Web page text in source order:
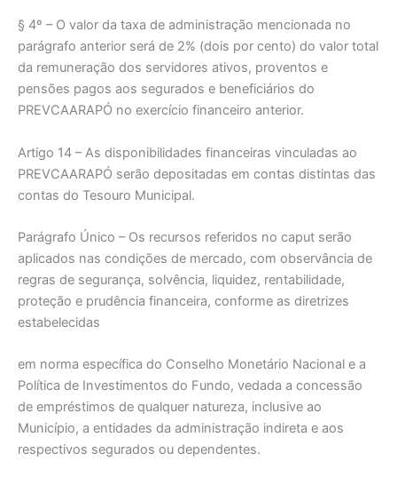
§ 4º – O valor da taxa de administração mencionada no
parágrafo anterior será de 2% (dois por cento) do valor total
da remuneração dos servidores ativos, proventos e
pensões pagos aos segurados e beneficiários do
PREVCAARAPÓ no exercício financeiro anterior.
Artigo 14 – As disponibilidades financeiras vinculadas ao
PREVCAARAPÓ serão depositadas em contas distintas das
contas do Tesouro Municipal.
Parágrafo Único – Os recursos referidos no caput serão
aplicados nas condições de mercado, com observância de
regras de segurança, solvência, liquidez, rentabilidade,
proteção e prudência financeira, conforme as diretrizes
estabelecidas
em norma específica do Conselho Monetário Nacional e a
Política de Investimentos do Fundo, vedada a concessão
de empréstimos de qualquer natureza, inclusive ao
Município, a entidades da administração indireta e aos
respectivos segurados ou dependentes.